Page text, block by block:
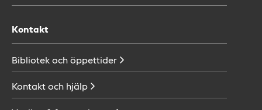
Kontakt
Bibliotek ochöppettider
Kontakt och hjälp